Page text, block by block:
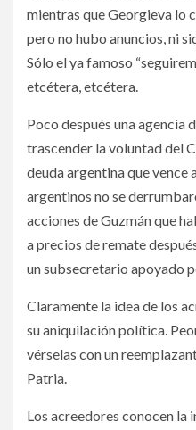
mientras que Georgieva lo
pero no hubo anuncios, ni
Sólo el ya famoso
etcétera, etcétera.
Poco después una agencia
trascender la voluntad del
deuda argentina que vence
argentinos no se
acciones de Guzmán que
a precios de remate
un subsecretario apoyado
Claramente la idea de los
su aniquilación política.
vérselas con un
Patria.
Los acreedores conocen la